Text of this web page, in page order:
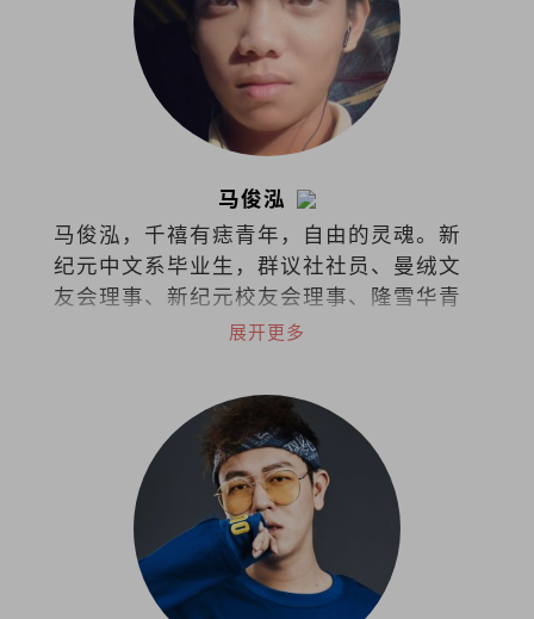
马俊泓
马俊泓，千禧有痣青年，自由的灵魂。新
纪元中文系毕业生，群议社社员、曼绒文
友会理事、新纪元校友会理事、隆雪华青
展开更多